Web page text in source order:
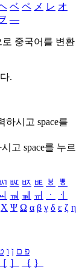
ベ ペ メ レ オ
―
중국어를 변환
.
하시고 space를
고 space를 누르
ㅵ ㅶ ㅷ ㅸ
ㅹ
ㆊ ㆋ ㆌ ㆍ
ㆎ
Χ Ψ Ω α β γ δ ε ζ η
פ ם ן ו
［ ］ ｛ ｝